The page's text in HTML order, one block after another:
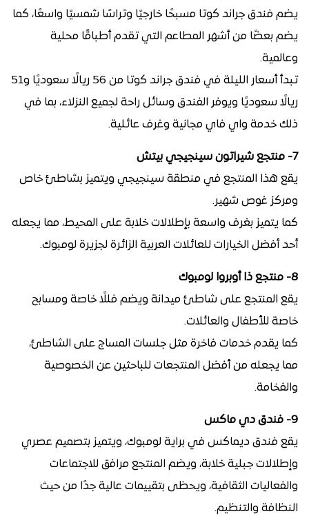
يضم فندق جراند كوتا مسبحًا خارجيًا وتراسًا شمسيًا واسعًا، كما
يضم بعضًا من أشهر المطاعم التي تقدم أطباقًا محلية
وعالمية.
تبدأ أسعار الليلة في فندق جراند كوتا من 56 ريالًا سعوديًا و51
ريالًا سعوديًا ويوفر الفندق وسائل راحة لجميع النزلاء، بما في
ذلك خدمة واي فاي مجانية وغرف عائلية.
7- منتجع شيراتون سينجيجي بيتش
يقع هذا المنتجع في منطقة سينجيجي ويتميز بشاطئ خاص
ومركز غوص شهير.
كما يتميز بغرف واسعة بإطلالات خلابة على المحيط، مما يجعله
أحد أفضل الخيارات للعائلات العربية الزائرة لجزيرة لومبوك.
8- منتجع ذا أوبروا لومبوك
يقع المنتجع على شاطئ ميدانة ويضم فللًا خاصة ومسابح
خاصة للأطفال والعائلات.
كما يقدم خدمات فاخرة مثل جلسات المساج على الشاطئ،
مما يجعله من أفضل المنتجعات للباحثين عن الخصوصية
والفخامة.
9- فندق دي ماكس
يقع فندق ديماكس في براية لومبوك، ويتميز بتصميم عصري
وإطلالات جبلية خلابة، ويضم المنتجع مرافق للاجتماعات
والفعاليات الثقافية، ويحظى بتقييمات عالية جدًا من حيث
النظافة والتنظيم.